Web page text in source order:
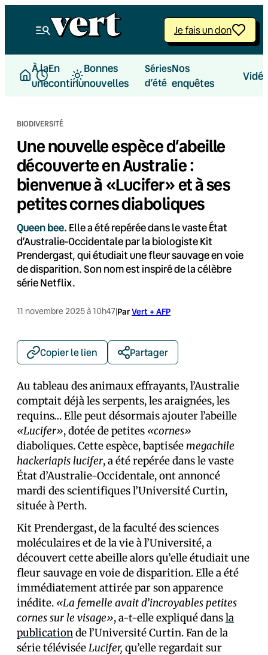
Je fais un don
À la
une
En
continu
Bonnes
nouvelles
Séries
d’été
Nos
enquêtes
BIODIVERSITÉ
Une nouvelle espèce d’abeille
découverte en Australie :
bienvenue à «Lucifer» et à ses
petites cornes diaboliques
Queen bee. Elle a été repérée dans le vaste État
d’Australie-Occidentale par la biologiste Kit
Prendergast, qui étudiait une fleur sauvage en voie
de disparition. Son nom est inspiré de la célèbre
série Netflix.
11 novembre 2025 à 10h47|ParVert + AFP
Copier le lien Partager
Au tableau des animaux effrayants, l’Australie
comptait déjà les serpents, les araignées, les
requins… Elle peut désormais ajouter l’abeille
«Lucifer», dotée de petites «cornes»
diaboliques. Cette espèce, baptisée megachile
hackeriapis lucifer, a été repérée dans le vaste
État d’Australie-Occidentale, ont annoncé
mardi des scientifiques l’Université Curtin,
située à Perth.
Kit Prendergast, de la faculté des sciences
moléculaires et de la vie à l’Université, a
découvert cette abeille alors qu’elle étudiait une
fleur sauvage en voie de disparition. Elle a été
immédiatement attirée par son apparence
inédite. «La femelle avait d’incroyables petites
cornes sur le visage», a-t-elle expliqué dansla
publicationde l’Université Curtin. Fan de la
série téléviséeLucifer, qu’elle regardait sur